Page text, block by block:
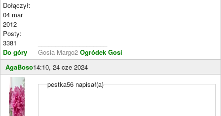
Dołączył:
04 mar
2012
Posty:
3381
Do góry
Gosia Margo2 Ogródek Gosi
AgaBoso14:10, 24 cze 2024
pestka56 napisał(a)